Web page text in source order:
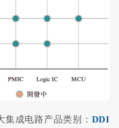
成电路产品类别： DDI